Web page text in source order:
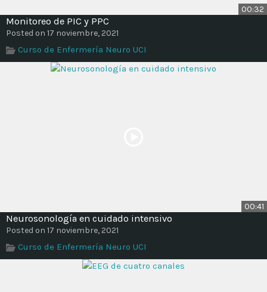
00:32
Monitoreo de PIC y PPC
Posted on 17 noviembre, 2021
Curso de Enfermería Neuro UCI
00:41
Neurosonología en cuidado intensivo
Posted on 17 noviembre, 2021
Curso de Enfermería Neuro UCI